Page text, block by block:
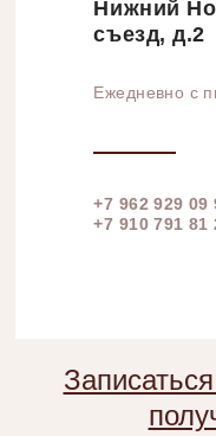
Нижний
съезд, д.2
Ежедневно с
+7 962 929 09
+7 910 791 81